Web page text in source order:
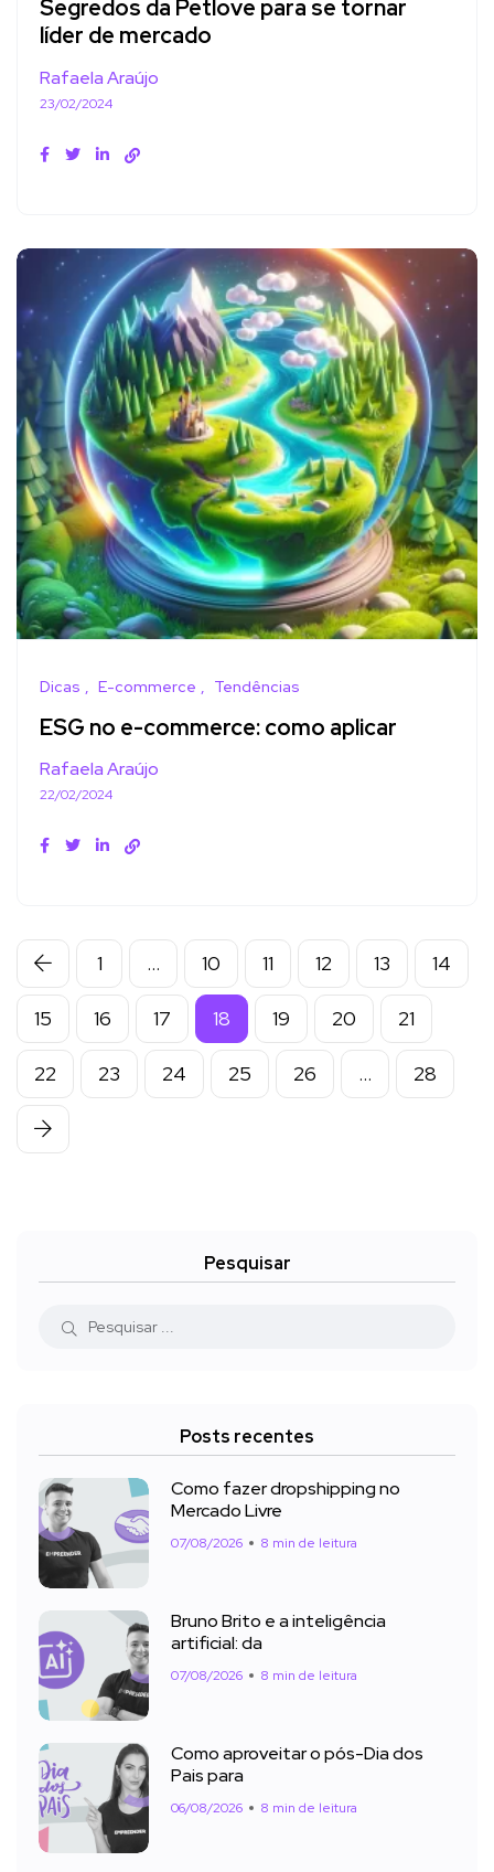
Segredos da Petlove para se tornar
líder de mercado
Rafaela Araújo
23/02/2024
Dicas E-commerce Tendências
ESG no e-commerce: como aplicar
Rafaela Araújo
22/02/2024
1 … 10 11 12 13 14
15 16 17 18 19 20 21
22 23 24 25 26 … 28
Pesquisar
Posts recentes
Como fazer dropshipping no
Mercado Livre
07/08/2026 8 min de leitura
Bruno Brito e a inteligência
artificial: da
07/08/2026 8 min de leitura
Como aproveitar o pós-Dia dos
Pais para
06/08/2026 8 min de leitura